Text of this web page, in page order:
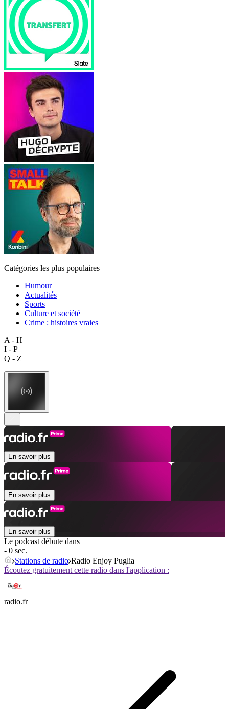
Catégories les plus populaires
Humour
Actualités
Sports
Culture et société
Crime : histoires vraies
A - H
I - P
Q - Z
En savoir plus
En savoir plus
En savoir plus
Le podcast débute dans
- 0 sec.
Stations de radio Radio Enjoy Puglia
Écoutez gratuitement cette radio dans l'application :
radio.fr